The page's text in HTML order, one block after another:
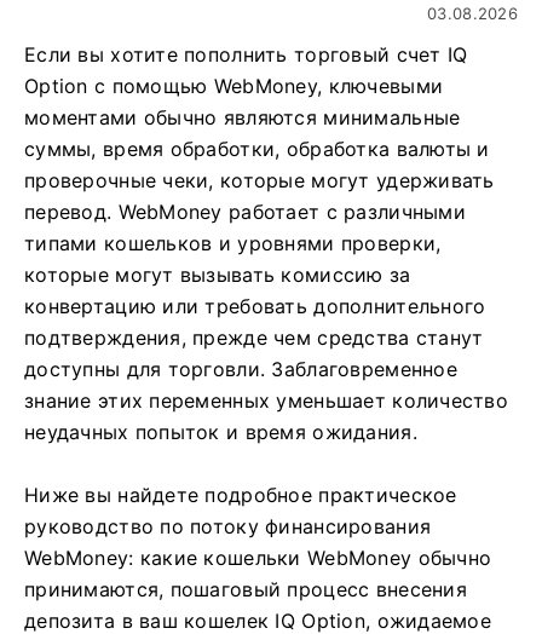
03.08.2026
Если вы хотите пополнить торговый счет IQ
Option с помощью WebMoney, ключевыми
моментами обычно являются минимальные
суммы, время обработки, обработка валюты и
проверочные чеки, которые могут удерживать
перевод. WebMoney работает с различными
типами кошельков и уровнями проверки,
которые могут вызывать комиссию за
конвертацию или требовать дополнительного
подтверждения, прежде чем средства станут
доступны для торговли. Заблаговременное
знание этих переменных уменьшает количество
неудачных попыток и время ожидания.
Ниже вы найдете подробное практическое
руководство по потоку финансирования
WebMoney: какие кошельки WebMoney обычно
принимаются, пошаговый процесс внесения
депозита в ваш кошелек IQ Option, ожидаемое